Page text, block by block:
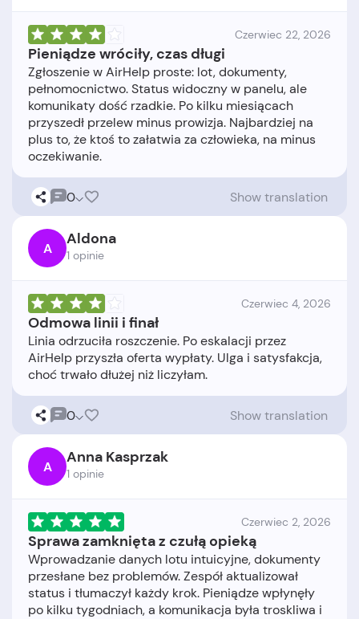
Czerwiec 22, 2026
Pieniądze wróciły, czas długi
Zgłoszenie w AirHelp proste: lot, dokumenty,
pełnomocnictwo. Status widoczny w panelu, ale
komunikaty dość rzadkie. Po kilku miesiącach
przyszedł przelew minus prowizja. Najbardziej na
plus to, że ktoś to załatwia za człowieka, na minus
0 Show translation
A Aldona
1 opinie
Czerwiec 4, 2026
Odmowa linii i finał
Linia odrzuciła roszczenie. Po eskalacji przez
AirHelp przyszła oferta wypłaty. Ulga i satysfakcja,
0 Show translation
A Anna Kasprzak
1 opinie
Czerwiec 2, 2026
Sprawa zamknięta z czułą opieką
Wprowadzanie danych lotu intuicyjne, dokumenty
przesłane bez problemów. Zespół aktualizował
status i tłumaczył każdy krok. Pieniądze wpłynęły
po kilku tygodniach, a komunikacja była troskliwa i